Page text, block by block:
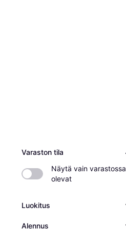
Varaston tila
Näytä vain varastossa
olevat
Luokitus
Alennus